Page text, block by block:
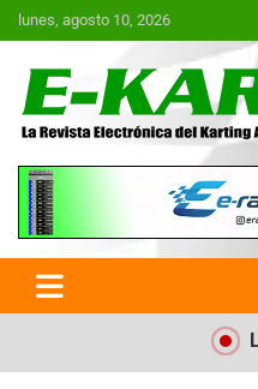
Saltar
al
lunes, agosto 10, 2026
E-Kart.com.ar
Electrónica
Argentina